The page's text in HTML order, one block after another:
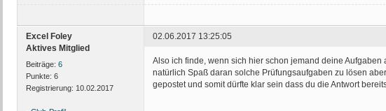
Excel Foley
Aktives Mitglied
Beiträge: 6
Punkte: 6
Registrierung: 10.02.2017
02.06.2017 13:25:05
Also ich finde, wenn sich hier schon jemand deine
natürlich Spaß daran solche Prüfungsaufgaben zu lösen
gepostet und somit dürfte klar sein dass du die Antwort